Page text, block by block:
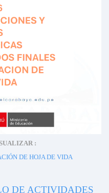
:
DE HOJA DE VIDA
DE ACTIVIDADES